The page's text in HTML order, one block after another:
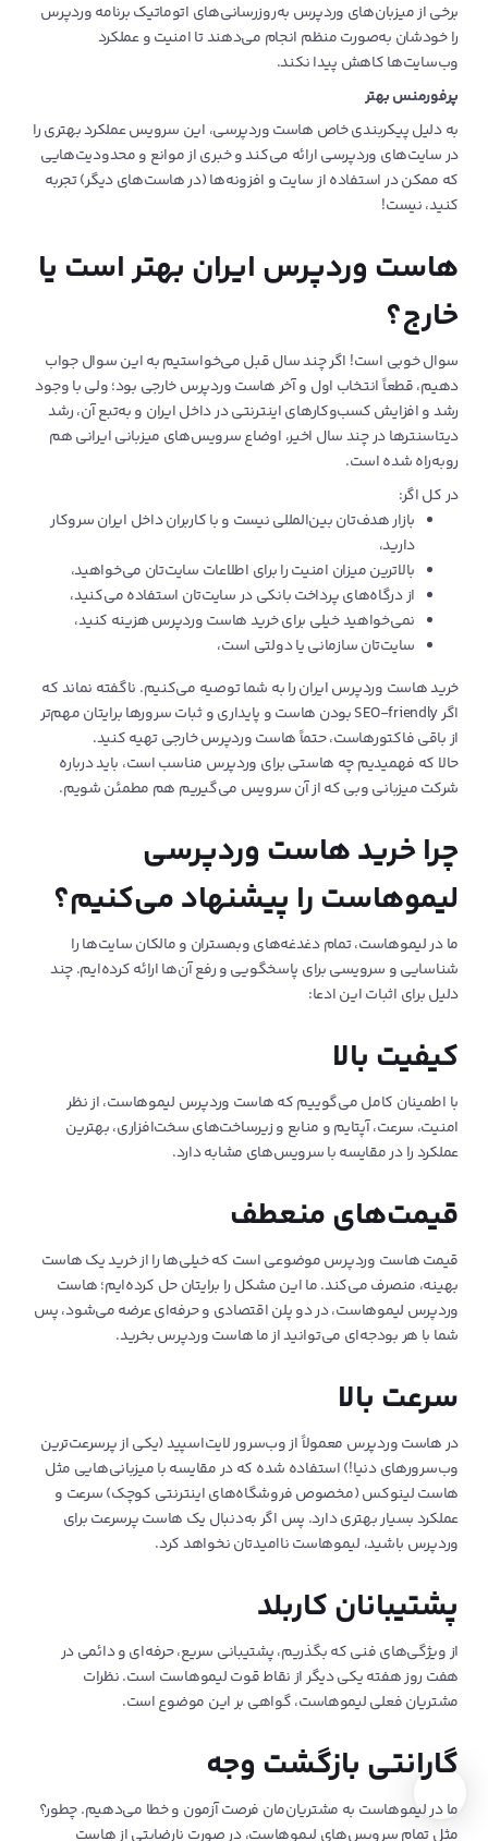
برخی از میزبان‌های وردپرس به‌روزرسانی‌های اتوماتیک برنامه وردپرس
را خودشان به‌صورت منظم انجام می‌دهند تا امنیت و عملکرد
وب‌سایت‌ها کاهش پیدا نکند.
پرفورمنس بهتر
به دلیل پیکربندی خاص هاست وردپرسی، این سرویس عملکرد بهتری را
در سایت‌های وردپرسی ارائه می‌کند و خبری از موانع و محدودیت‌هایی
که ممکن در استفاده از سایت و افزونه‌ها (در هاست‌های دیگر) تجربه
کنید، نیست!
هاست وردپرس ایران بهتر است یا
خارج؟
سوال خوبی است! اگر چند سال قبل می‌خواستیم به این سوال جواب
دهیم، قطعاً انتخاب اول و آخر هاست وردپرس خارجی بود؛ ولی با وجود
رشد و افزایش کسب‌وکارهای اینترنتی در داخل ایران و به‌تبع آن، رشد
دیتاسنترها در چند سال اخیر، اوضاع سرویس‌های میزبانی ایرانی هم
رو‌به‌راه شده است.
در کل اگر:
بازار هدف‌تان بین‌المللی نیست و با کاربران داخل ایران سروکار
دارید،
بالاترین میزان امنیت را برای اطلاعات سایت‌تان می‌خواهید،
از درگاه‌های پرداخت بانکی در سایت‌تان استفاده می‌کنید،
نمی‌خواهید خیلی برای خرید هاست وردپرس هزینه کنید،
سایت‌تان سازمانی یا دولتی است،
خرید هاست وردپرس ایران را به شما توصیه می‌کنیم. ناگفته نماند که
اگر SEO-friendly بودن هاست و پایداری و ثبات سرور‌ها برایتان مهم‌تر
از باقی فاکتورهاست، حتماً هاست‌ وردپرس خارجی تهیه کنید.
حالا که فهمیدیم چه هاستی برای وردپرس مناسب است، باید درباره
شرکت میزبانی وبی که از آن سرویس می‌گیریم هم مطمئن شویم.
چرا خرید هاست وردپرسی
لیموهاست را پیشنهاد می‌کنیم؟
ما در لیموهاست، تمام دغدغه‌های وبمستران و مالکان سایت‌ها را
شناسایی و سرویسی برای پاسخگویی و رفع آن‌ها ارائه کرده‌ایم. چند
دلیل برای اثبات این ادعا:
کیفیت بالا
با اطمینان کامل می‌گوییم که هاست وردپرس لیموهاست، از نظر
امنیت، سرعت، آپتایم و منابع و زیرساخت‌های سخت‌افزاری، بهترین
عملکرد را در مقایسه با سرویس‌های مشابه دارد.
قیمت‌های منعطف
قیمت هاست وردپرس موضوعی است که خیلی‌ها را از خرید یک هاست
بهینه، منصرف می‌کند. ما این مشکل را برایتان حل کرده‌ایم؛ هاست
وردپرس لیموهاست، در دو پلن اقتصادی و حرفه‌ای عرضه می‌شود، پس
شما با هر بودجه‌ای می‌توانید از ما هاست وردپرس بخرید.
سرعت بالا
در هاست وردپرس معمولاً از وب‌سرور لایت‌اسپید (یکی از پرسرعت‌ترین
وب‌سرورهای دنیا!) استفاده شده که در مقایسه با میزبانی‌هایی مثل
هاست لینوکس (مخصوص فروشگاه‌‌های اینترنتی کوچک) سرعت و
عملکرد بسیار بهتری دارد. پس اگر به‌دنبال یک هاست پرسرعت برای
وردپرس باشید، لیموهاست ناامیدتان نخواهد کرد.
پشتیبانان کاربلد
از ویژگی‌های فنی که بگذریم، پشتیبانی سریع، حرفه‌ای و دائمی در
هفت روز هفته یکی دیگر از نقاط قوت لیموهاست است. نظرات
مشتریان فعلی لیموهاست، گواهی بر این موضوع است.
گارانتی بازگشت وجه
ما در لیموهاست به مشتریان‌مان فرصت آزمون و خطا می‌دهیم. چطور؟
مثل تمام سرویس‌های لیموهاست، در صورت نارضایتی از هاست